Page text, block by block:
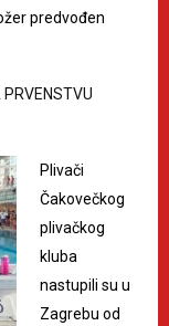
predvođen
Plivači
Čakovečkog
plivačkog
kluba
nastupili su u
Zagrebu od